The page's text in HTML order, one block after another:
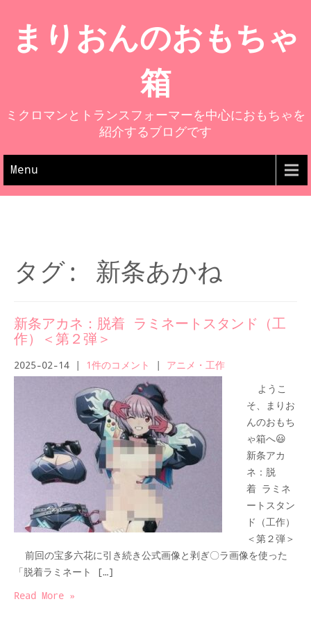
まりおんのおもちゃ
箱
ミクロマンとトランスフォーマーを中心におもちゃを
紹介するブログです
Menu
タグ: 新条あかね
新条アカネ：脱着 ラミネートスタンド（工
作）＜第２弾＞
2025-02-14 1件のコメント アニメ・工作
ようこ
そ、まりお
んのおもち
ゃ箱へ😃
新条アカ
ネ：脱
着 ラミネ
ートスタン
ド（工作）
＜第２弾＞
前回の宝多六花に引き続き公式画像と剥ぎ〇ラ画像を使った
「脱着ラミネート […]
Read More »